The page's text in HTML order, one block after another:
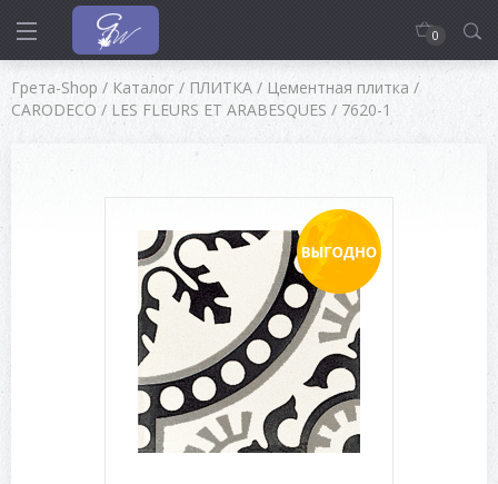
0
Грета-Shop / Каталог / ПЛИТКА / Цементная плитка /
CARODECO / LES FLEURS ET ARABESQUES / 7620-1